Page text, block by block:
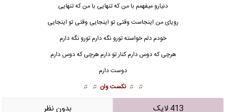
دنیارو میفهمم با من که تنهایی با من که تنهایی
رویای من اینجاست وقتی تو اینجایی وقتی تو اینجایی
خودم دلم خواسته تورو نگه دارم تورو نگه دارم
هرچی که دوس دارم کنار تو دارم هرچی که دوس دارم
دوست دارم
♫ ♫ نکست وان ♫ ♫
413 لایک بدون نظر